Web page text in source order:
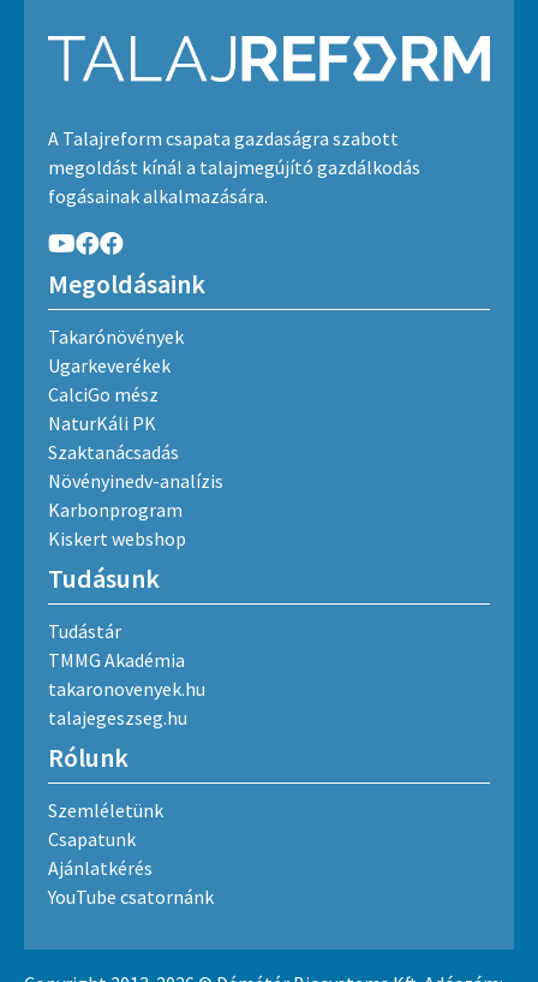
A Talajreform csapata gazdaságra szabott
megoldást kínál a talajmegújító gazdálkodás
fogásainak alkalmazására.
Megoldásaink
Takarónövények
Ugarkeverékek
CalciGo mész
NaturKáli PK
Szaktanácsadás
Növényinedv-analízis
Karbonprogram
Kiskert webshop
Tudásunk
Tudástár
TMMG Akadémia
takaronovenyek.hu
talajegeszseg.hu
Rólunk
Szemléletünk
Csapatunk
Ajánlatkérés
YouTube csatornánk